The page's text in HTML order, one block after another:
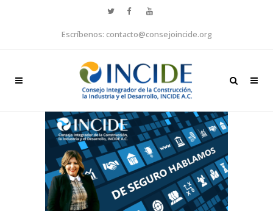
Escríbenos: contacto@consejoincide.org